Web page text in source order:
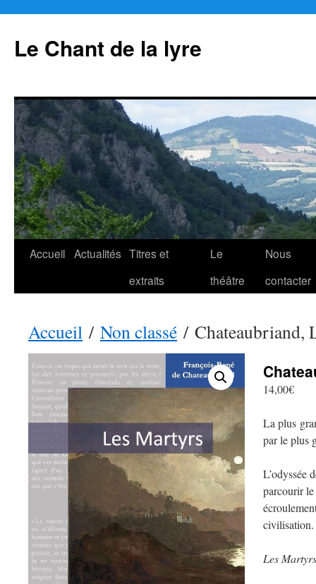
contenu
Le Chant de la lyre
Accueil Actualités Titres et
extraits
Le
théâtre
Nous
contacter
Accueil / Non classé / Chateaubriand,
14,00€
La plus
par le plus
L’odyssée
parcourir
civilisation.
Les Martyrs